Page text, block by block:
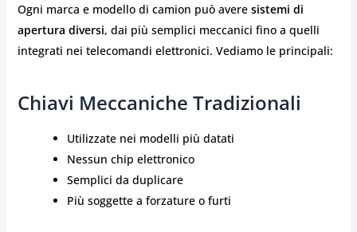
Ogni marca e modello di camion può avere sistemi di
apertura diversi, dai più semplici meccanici fino a quelli
integrati nei telecomandi elettronici. Vediamo le principali:
Chiavi Meccaniche Tradizionali
Utilizzate nei modelli più datati
Nessun chip elettronico
Semplici da duplicare
Più soggette a forzature o furti